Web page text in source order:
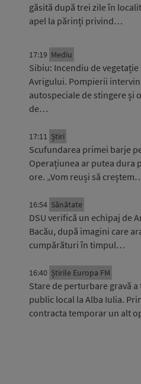
găsită după trei zile în
apel la părinți privind…
17:19 Mediu
Sibiu: Incendiu de vegetație
Avrigului. Pompierii
autospeciale de stingere și
de…
17:11 Știri
Scufundarea primei barje
Operațiunea ar putea dura
ore. „Vom reuși să
16:54 Sănătate
DSU verifică un echipaj de
Bacău, după imagini care
cumpărături în timpul…
16:40 Știrile Europa FM
Stare de perturbare gravă
public local la Alba Iulia.
contracta temporar un alt